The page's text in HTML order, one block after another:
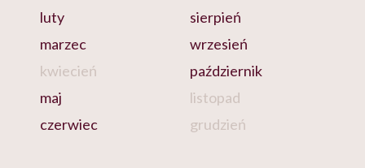
luty
marzec
kwiecień
maj
czerwiec
sierpień
wrzesień
październik
listopad
grudzień